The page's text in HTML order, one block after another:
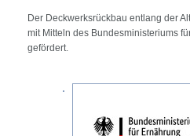
Der Deckwerksrückbau entlang der
mit Mitteln des Bundesministeriums
gefördert.